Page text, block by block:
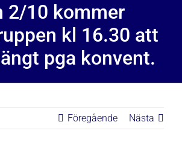
2/10 kommer
kl 16.30 att
pga konvent.
Föregående Nästa